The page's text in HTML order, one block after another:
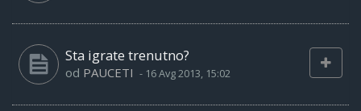
Sta igrate trenutno?
od PAUCETI - 16 Avg 2013, 15:02